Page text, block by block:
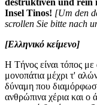
destruktiven und rein
Insel Tinos! [Um den
scrollen Sie bitte nach
[Ελληνικό κείμενο]
Η Τήνος είναι τόπος
μονοπάτια μέχρι τ'
δύναμη που
ανθρώπινα χέρια και ο